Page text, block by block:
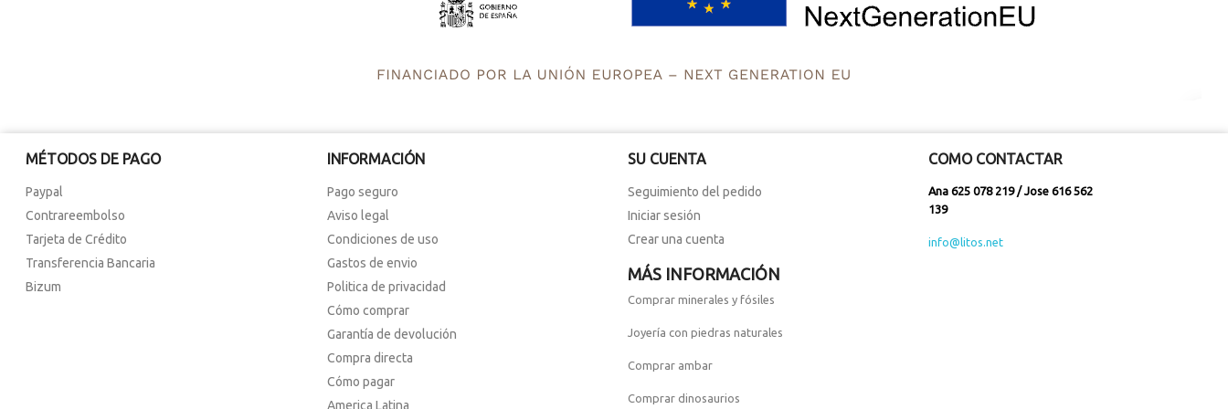
MÉTODOS DE PAGO
Paypal
Contrareembolso
Tarjeta de Crédito
Transferencia Bancaria
Bizum
INFORMACIÓN
Pago seguro
Aviso legal
Condiciones de uso
Gastos de envio
Politica de privacidad
Cómo comprar
Garantía de devolución
Compra directa
Cómo pagar
America Latina
SU CUENTA
Seguimiento del pedido
Iniciar sesión
Crear una cuenta
COMO CONTACTAR
Ana 625 078 219 / Jose 616 562
139
info@litos.net
MÁS INFORMACIÓN
Comprar minerales y fósiles
Joyería con piedras naturales
Comprar ambar
Comprar dinosaurios